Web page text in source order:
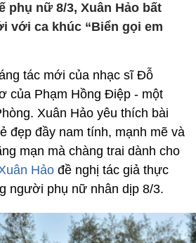
phụ nữ 8/3, Xuân Hảo bất
với ca khúc “Biển gọi em
tác mới của nhạc sĩ Đỗ
của Phạm Hồng Điệp - một
Xuân Hảo yêu thích bài
đẹp đầy nam tính, mạnh mẽ và
mạn mà chàng trai dành cho
Hảo đề nghị tác giả thực
người phụ nữ nhân dịp 8/3.